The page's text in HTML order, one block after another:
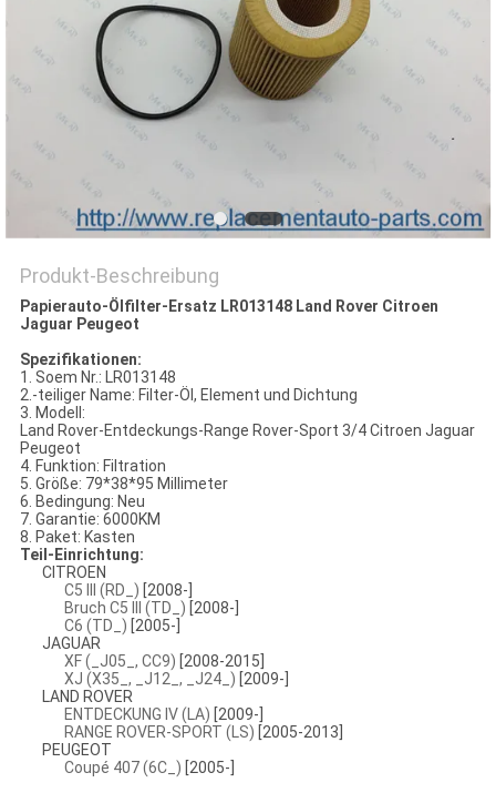
Produkt-Beschreibung
Papierauto-Ölfilter-Ersatz LR013148 Land Rover Citroen
Jaguar Peugeot
Spezifikationen:
1. Soem Nr.: LR013148
2.-teiliger Name: Filter-Öl, Element und Dichtung
3. Modell:
Land Rover-Entdeckungs-Range Rover-Sport 3/4 Citroen Jaguar
Peugeot
4. Funktion: Filtration
5. Größe: 79*38*95 Millimeter
6. Bedingung: Neu
7. Garantie: 6000KM
8. Paket: Kasten
Teil-Einrichtung:
CITROEN
C5 III (RD_) [2008-]
Bruch C5 III (TD_) [2008-]
C6 (TD_) [2005-]
JAGUAR
XF (_J05_, CC9) [2008-2015]
XJ (X35_, _J12_, _J24_) [2009-]
LAND ROVER
ENTDECKUNG IV (LA) [2009-]
RANGE ROVER-SPORT (LS) [2005-2013]
PEUGEOT
Coupé 407 (6C_) [2005-]